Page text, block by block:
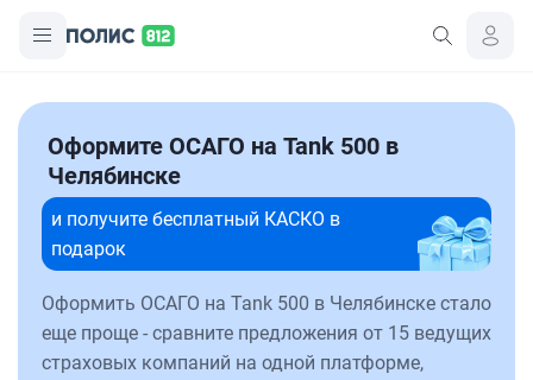
Оформите ОСАГО на Tank 500 в
Челябинске
и получите бесплатный КАСКО в
подарок
Оформить ОСАГО на Tank 500 в Челябинске стало
еще проще - сравните предложения от 15 ведущих
страховых компаний на одной платформе,